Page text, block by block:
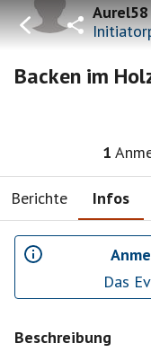
Aurel58
Backen im
1
Berichte Infos
Das
Beschreibung